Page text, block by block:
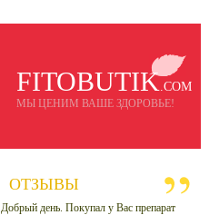
FITOBUTIK.COM
МЫ ЦЕНИМ ВАШЕ ЗДОРОВЬЕ!
ОТЗЫВЫ
Добрый день. Покупал у Вас препарат